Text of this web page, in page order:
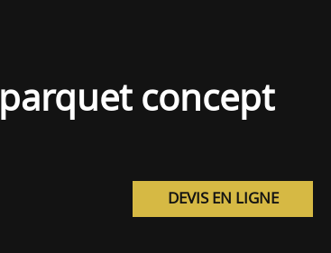
parquet concept
DEVIS EN LIGNE